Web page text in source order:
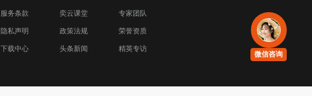
服务条款
隐私声明
下载中心
奕云课堂
政策法规
头条新闻
专家团队
荣誉资质
精英专访
微信咨询